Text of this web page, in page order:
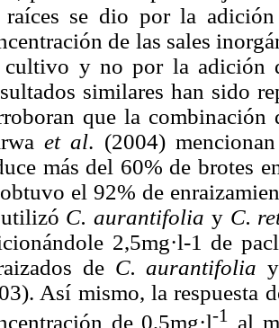
raíces se dio por la
de las sales
cultivo y no por la adición
similares han sido
que la combinación
et al. (2004)
más del 60% de brotes
el 92% de
C. aurantifolia y C.
2,5mg·l-1 de
de C. aurantifolia
Así mismo, la respuesta
de 0,5mg·l-1
al